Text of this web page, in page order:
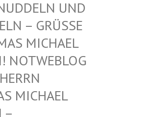
UND
– GRÜSSE –
MICHAEL G
–
T
MICHAEL G